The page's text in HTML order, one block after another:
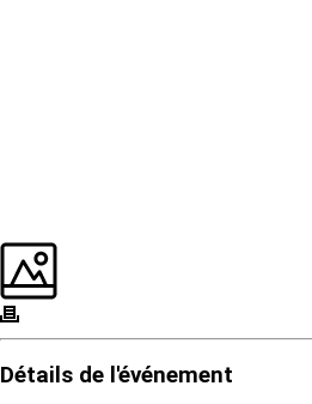
Détails de l'événement